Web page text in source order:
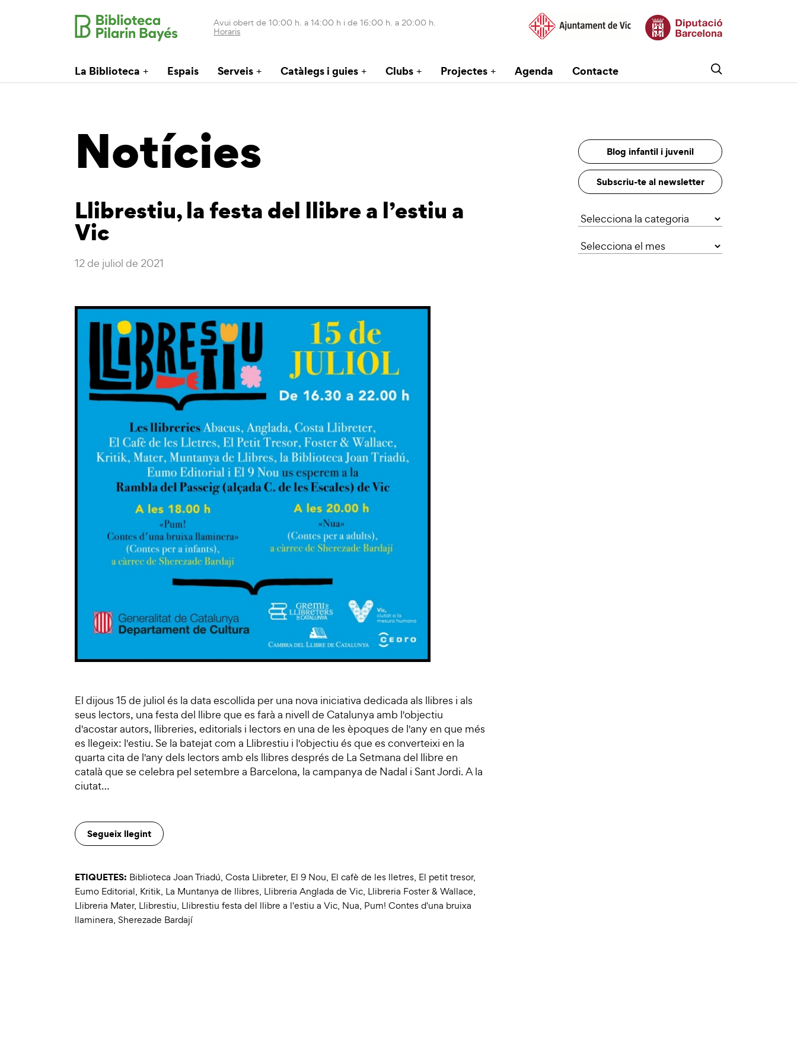
Avui obert de 10:00 h. a 14:00 h i de 16:00 h. a 20:00 h.
Horaris
La Biblioteca Espais Serveis Catàlegs i guies Clubs Projectes Agenda Contacte
Notícies Blog infantil i juvenil
Subscriu-te al newsletter
Llibrestiu, la festa del llibre a l’estiu a
Vic
12 de juliol de 2021
El dijous 15 de juliol és la data escollida per una nova iniciativa dedicada als llibres i als
seus lectors, una festa del llibre que es farà a nivell de Catalunya amb l'objectiu
d'acostar autors, llibreries, editorials i lectors en una de les èpoques de l'any en que més
es llegeix: l'estiu. Se la batejat com a Llibrestiu i l'objectiu és que es converteixi en la
quarta cita de l'any dels lectors amb els llibres després de La Setmana del llibre en
català que se celebra pel setembre a Barcelona, la campanya de Nadal i Sant Jordi. A la
ciutat…
Segueix llegint
ETIQUETES: Biblioteca Joan Triadú, Costa Llibreter, El 9 Nou, El cafè de les lletres, El petit tresor,
Eumo Editorial, Kritik, La Muntanya de llibres, Llibreria Anglada de Vic, Llibreria Foster & Wallace,
Llibreria Mater, Llibrestiu, Llibrestiu festa del llibre a l'estiu a Vic, Nua, Pum! Contes d'una bruixa
llaminera, Sherezade Bardají
Categories